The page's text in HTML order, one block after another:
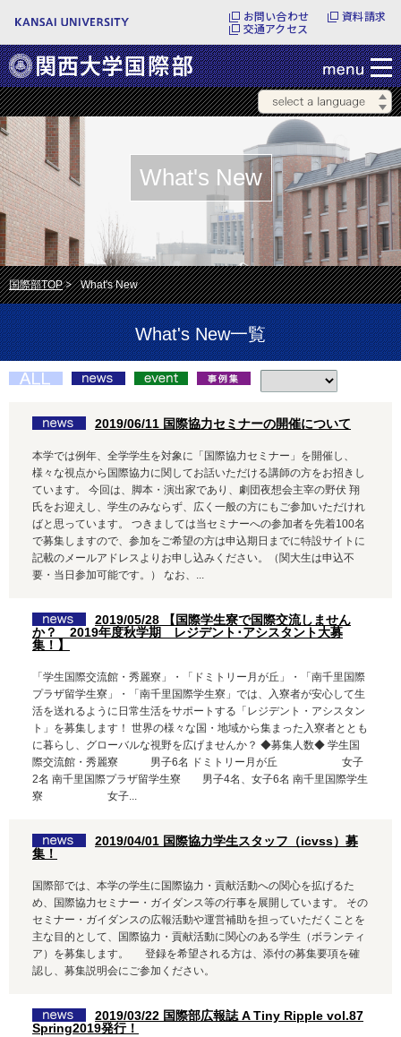
お問い合わせ
資料請求
交通アクセス
What's New
国際部TOP What's New
What's New一覧
2019/06/11 国際協力セミナーの開催について
本学では例年、全学学生を対象に「国際協力セミナー」を開催し、
様々な視点から国際協力に関してお話いただける講師の方をお招きし
ています。 今回は、脚本・演出家であり、劇団夜想会主宰の野伏 翔
氏をお迎えし、学生のみならず、広く一般の方にもご参加いただけれ
ばと思っています。 つきましては当セミナーへの参加者を先着100名
で募集しますので、参加をご希望の方は申込期日までに特設サイトに
記載のメールアドレスよりお申し込みください。（関大生は申込不
要・当日参加可能です。） なお、...
2019/05/28 【国際学生寮で国際交流しません
か？ 2019年度秋学期 レジデント･アシスタント大募
集！】
「学生国際交流館・秀麗寮」・「ドミトリー月が丘」・「南千里国際
プラザ留学生寮」・「南千里国際学生寮」では、入寮者が安心して生
活を送れるように日常生活をサポートする「レジデント・アシスタン
ト」を募集します！ 世界の様々な国・地域から集まった入寮者ととも
に暮らし、グローバルな視野を広げませんか？ ◆募集人数◆ 学生国
際交流館・秀麗寮 男子6名 ドミトリー月が丘 女子
2名 南千里国際プラザ留学生寮 男子4名、女子6名 南千里国際学生
寮 女子...
2019/04/01 国際協力学生スタッフ（icvss）募
集！
国際部では、本学の学生に国際協力・貢献活動への関心を拡げるた
め、国際協力セミナー・ガイダンス等の行事を展開しています。 その
セミナー・ガイダンスの広報活動や運営補助を担っていただくことを
主な目的として、国際協力・貢献活動に関心のある学生（ボランティ
ア）を募集します。 登録を希望される方は、添付の募集要項を確
認し、募集説明会にご参加ください。
2019/03/22 国際部広報誌 A Tiny Ripple vol.87
Spring2019発行！